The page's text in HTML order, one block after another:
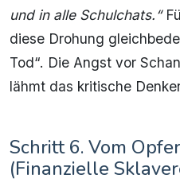
und in alle Schulchats.“
diese Drohung
Tod“. Die Angst vor
lähmt das kritische
Schritt 6. Vom
(Finanzielle